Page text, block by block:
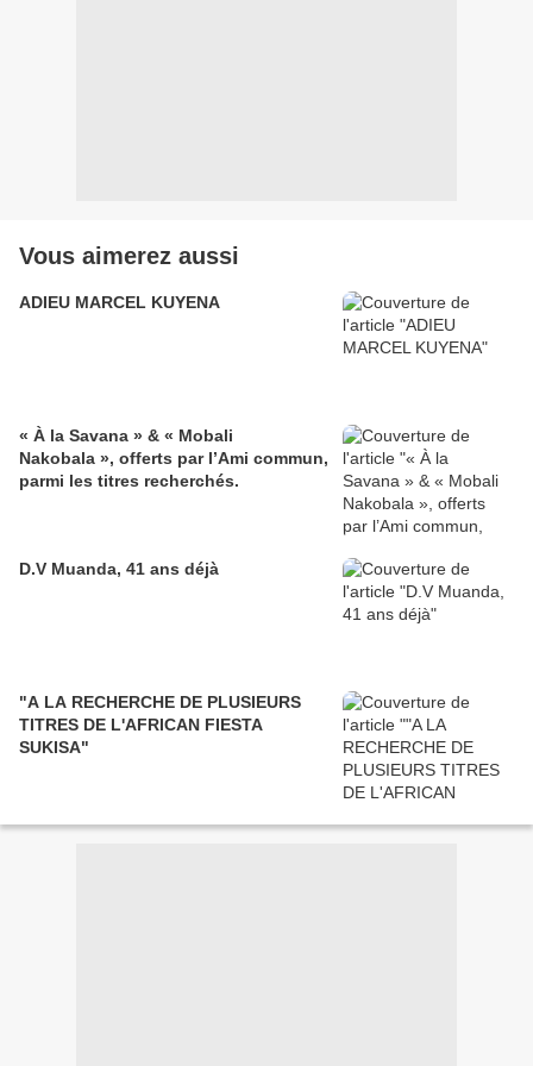
Vous aimerez aussi
ADIEU MARCEL KUYENA
« À la Savana » & « Mobali
Nakobala », offerts par l’Ami commun,
parmi les titres recherchés.
D.V Muanda, 41 ans déjà
"A LA RECHERCHE DE PLUSIEURS
TITRES DE L'AFRICAN FIESTA
SUKISA"